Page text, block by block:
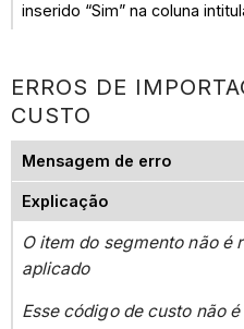
inserido “Sim” na coluna
ERROS DE
CUSTO
Mensagem de erro
Explicação
O item do segmento não é
aplicado
Esse código de custo não